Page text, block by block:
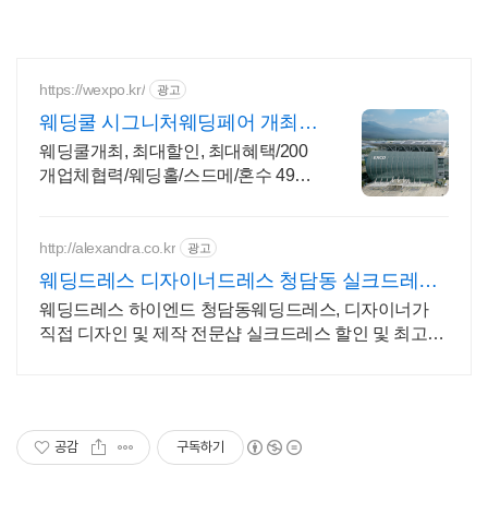
https://wexpo.kr/ 광고
웨딩쿨 시그니처웨딩페어 개최
최대 2,000만원 결혼지원
웨딩쿨개최, 최대할인, 최대혜택/200
개업체협력/웨딩홀/스드메/혼수 49%
http://alexandra.co.kr 광고
웨딩드레스 디자이너드레스 청담동 실크드레스
전문
웨딩드레스 하이엔드 청담동웨딩드레스, 디자이너가
직접 디자인 및 제작 전문샵 실크드레스 할인 및 최고급
공감 구독하기